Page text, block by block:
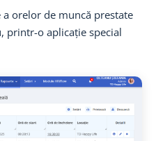
orelor de muncă prestate
printr-o aplicație special